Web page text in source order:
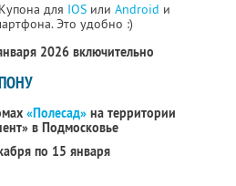
для IOS или Android и
Это удобно :)
2026 включительно
«Полесад» на территории
в Подмосковье
по 15 января